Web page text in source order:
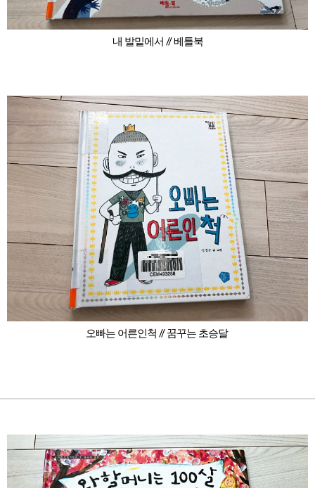
내 발밑에서 // 베틀북
오빠는 어른인척 // 꿈꾸는 초승달